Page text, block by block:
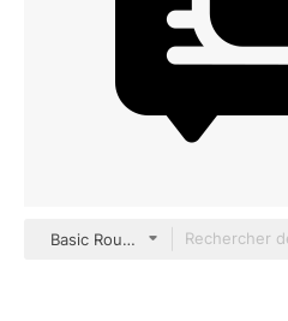
Basic Rounded Filled